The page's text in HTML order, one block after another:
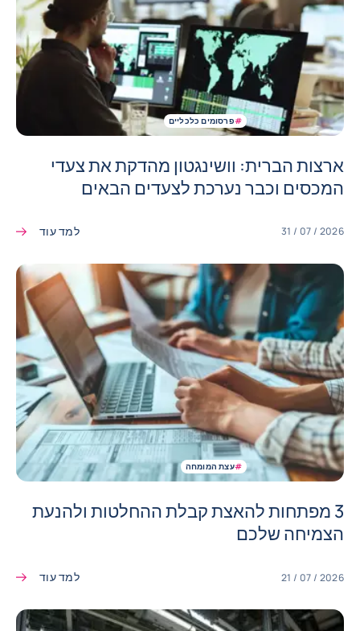
#פרסומים כלכליים
ארצות הברית: וושינגטון מהדקת את צעדי
המכסים וכבר נערכת לצעדים הבאים
31 / 07 / 2026 למד עוד
#עצת המומחה
3 מפתחות להאצת קבלת ההחלטות ולהנעת
הצמיחה שלכם
21 / 07 / 2026 למד עוד